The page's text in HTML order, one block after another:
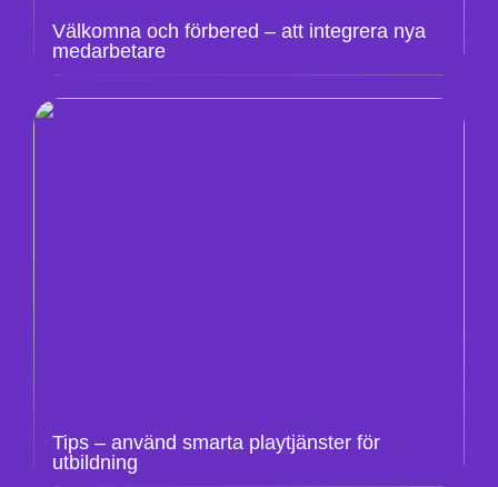
Välkomna och förbered – att integrera nya
medarbetare
Tips – använd smarta playtjänster för
utbildning